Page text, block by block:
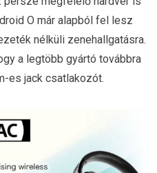
O már alapból fel lesz
nélküli zenehallgatásra.
a legtöbb gyártó továbbra
es jack csatlakozót.